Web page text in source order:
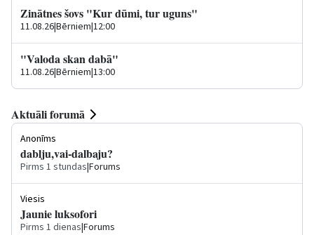
Zinātnes šovs "Kur dūmi, tur uguns"
11.08.26|Bērniem|12:00
"Valoda skan dabā"
11.08.26|Bērniem|13:00
Aktuāli forumā
Anonīms
dablju,vai-dalbaju?
Pirms 1 stundas|Forums
Viesis
Jaunie luksofori
Pirms 1 dienas|Forums